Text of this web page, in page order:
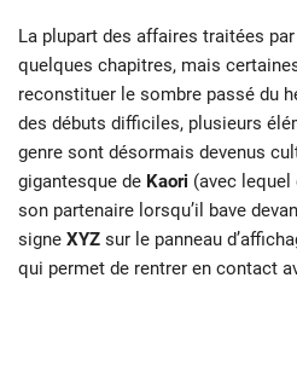
La plupart des affaires traitées par
quelques chapitres, mais
reconstituer le sombre passé du
des débuts difficiles, plusieurs
genre sont désormais devenus
gigantesque de Kaori (avec
son partenaire lorsqu’il bave
signe XYZ sur le panneau
qui permet de rentrer en contact